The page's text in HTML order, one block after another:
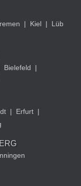
| Kiel |
Lüb
Bielefeld
|
| Erfurt |